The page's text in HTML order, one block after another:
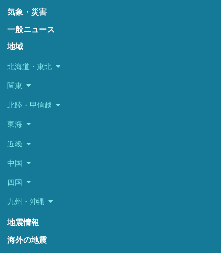
気象・災害
一般ニュース
地域
北海道・東北
関東
北陸・甲信越
東海
近畿
中国
四国
九州・沖縄
地震情報
海外の地震